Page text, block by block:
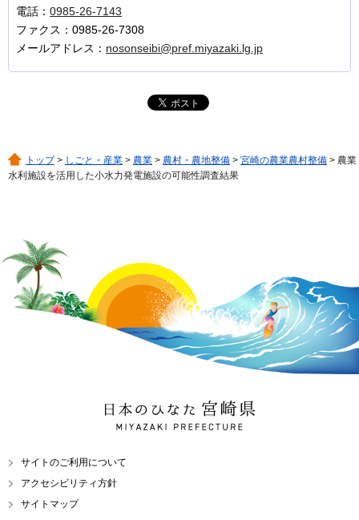
電話： 0985-26-7143
ファクス：0985-26-7308
メールアドレス： nosonseibi@pref.miyazaki.lg.jp
トップ> しごと・産業 > 農業 > 農村・農地整備 > 宮崎の農業農村整備 > 農業
水利施設を活用した小水力発電施設の可能性調査結果
日本のひなた 宮崎県
MIYAZAKI PREFECTURE
サイトのご利用について
アクセシビリティ方針
サイトマップ